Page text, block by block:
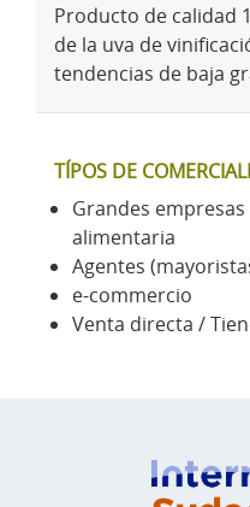
Producto de calidad
de la uva de
tendencias de baja
TÍPOS DE
Grandes
alimentaria
Agentes
e-commercio
Venta directa /